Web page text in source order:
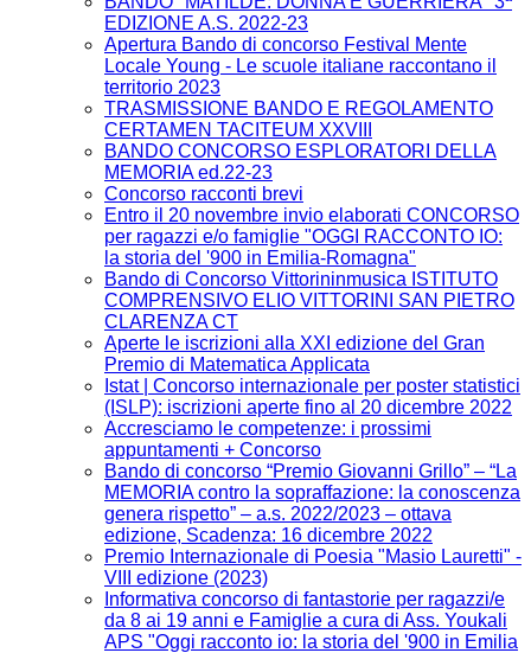
EDIZIONE A.S. 2022-23
Apertura Bando di concorso Festival Mente
Locale Young - Le scuole italiane raccontano il
territorio 2023
TRASMISSIONE BANDO E REGOLAMENTO
CERTAMEN TACITEUM XXVIII
BANDO CONCORSO ESPLORATORI DELLA
MEMORIA ed.22-23
Concorso racconti brevi
Entro il 20 novembre invio elaborati CONCORSO
per ragazzi e/o famiglie "OGGI RACCONTO IO:
la storia del '900 in Emilia-Romagna"
Bando di Concorso Vittorininmusica ISTITUTO
COMPRENSIVO ELIO VITTORINI SAN PIETRO
CLARENZA CT
Aperte le iscrizioni alla XXI edizione del Gran
Premio di Matematica Applicata
Istat | Concorso internazionale per poster statistici
(ISLP): iscrizioni aperte fino al 20 dicembre 2022
Accresciamo le competenze: i prossimi
appuntamenti + Concorso
Bando di concorso “Premio Giovanni Grillo” – “La
MEMORIA contro la sopraffazione: la conoscenza
genera rispetto” – a.s. 2022/2023 – ottava
edizione, Scadenza: 16 dicembre 2022
Premio Internazionale di Poesia "Masio Lauretti" -
VIII edizione (2023)
Informativa concorso di fantastorie per ragazzi/e
da 8 ai 19 anni e Famiglie a cura di Ass. Youkali
APS "Oggi racconto io: la storia del '900 in Emilia